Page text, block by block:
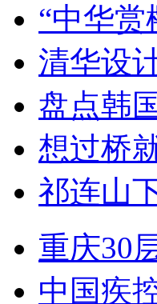
“中华
清华设
盘点韩
想过桥
祁连山
重庆30
中国疾